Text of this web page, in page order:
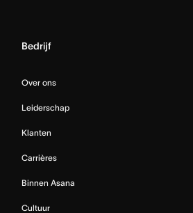
Bedrijf
Over ons
Leiderschap
Klanten
Carrières
Binnen Asana
Cultuur